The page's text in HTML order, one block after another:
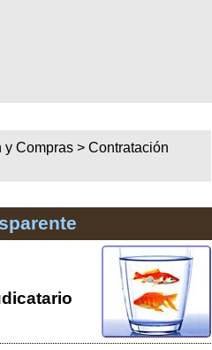
y Compras >Contratación